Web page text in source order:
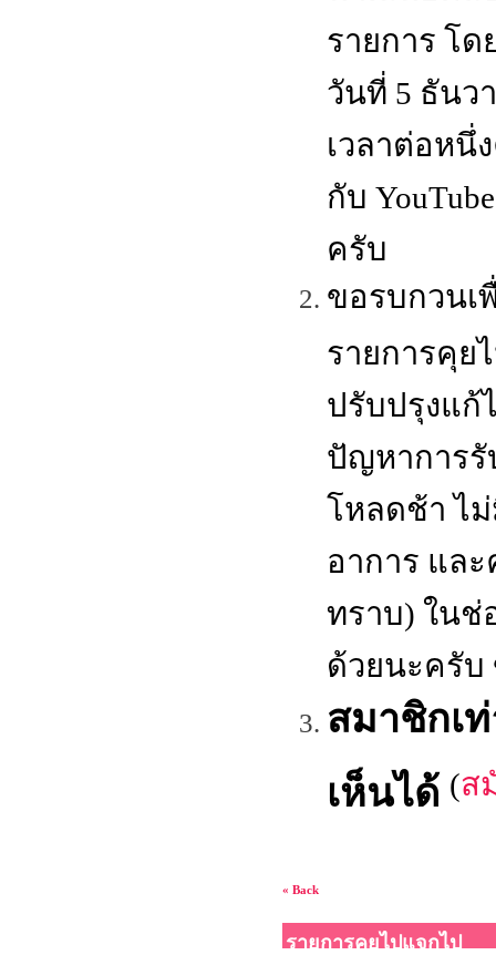
รายการ โ
วันที่ 5 ธันว
เวลาต่อหนึ่
กับ
ครับ
ขอรบกวนเ
รายการคุย
ปรับปรุงแก้
ปัญหาการรั
โหลดช้า ไ
อาการ และ
ทราบ) ในช่
ด้วยนะครั
สมาชิกเ
เห็นได้ (ส
« Back
รายการคุยไปแจกไป